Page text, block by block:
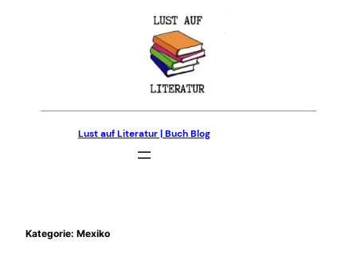
Lust auf Literatur | Buch Blog
Kategorie: Mexiko